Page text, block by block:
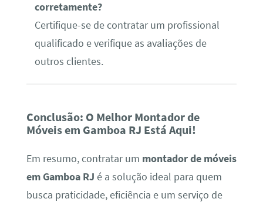
corretamente?
Certifique-se de contratar um profissional
qualificado e verifique as avaliações de
outros clientes.
Conclusão: O Melhor Montador de
Móveis em Gamboa RJ Está Aqui!
Em resumo, contratar um montador de móveis
em Gamboa RJ é a solução ideal para quem
busca praticidade, eficiência e um serviço de